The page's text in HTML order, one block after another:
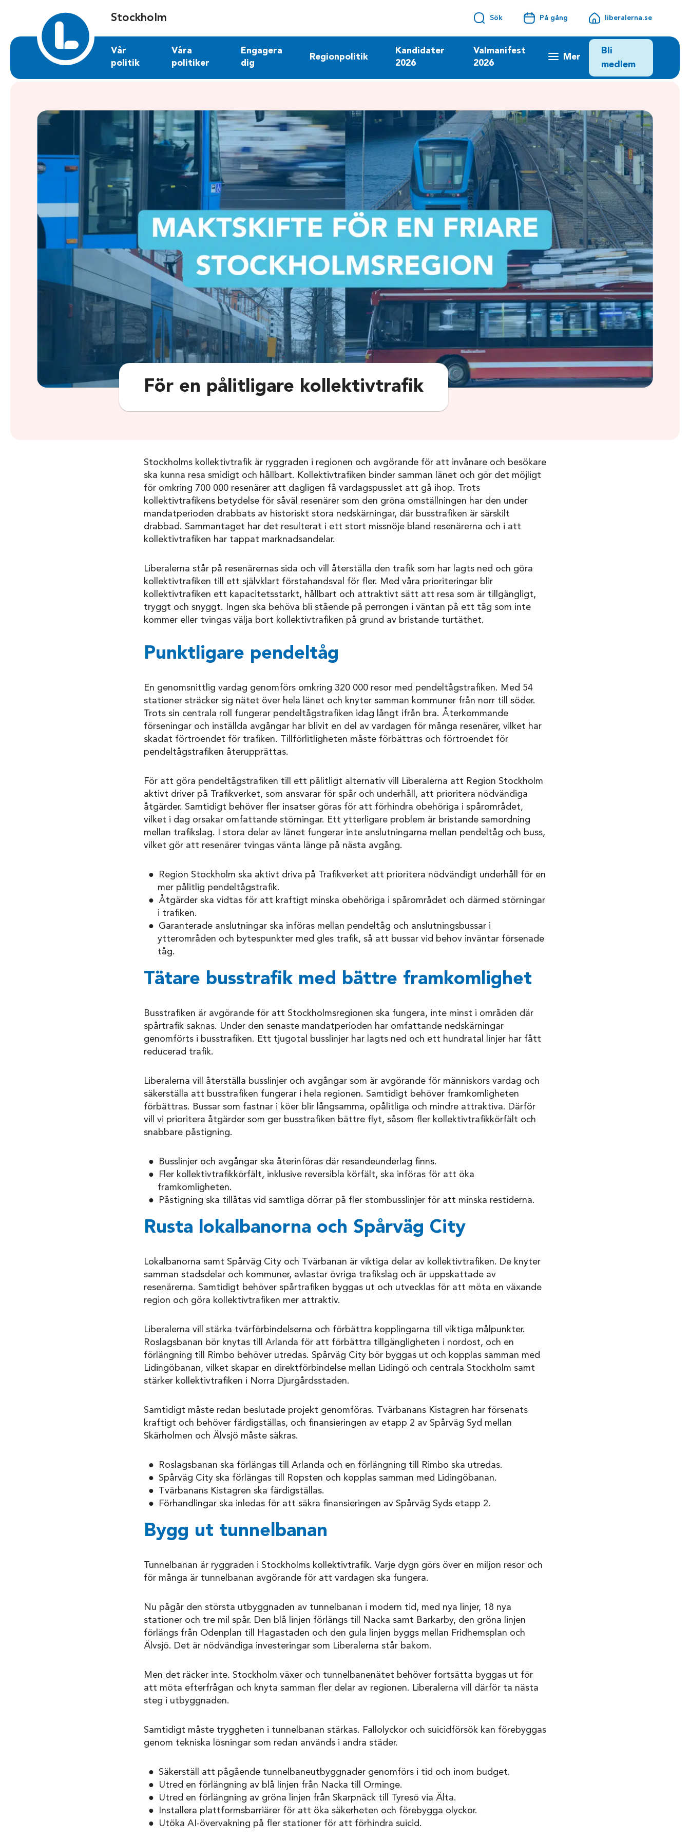
Stockholm Sök På gång liberalerna.se
Vår
politik
Våra
politiker
Engagera
dig
Regionpolitik
Kandidater
2026
Valmanifest
2026
Mer
Bli
medlem
För en pålitligare kollektivtrafik
Stockholms kollektivtrafik är ryggraden i regionen och avgörande för att invånare och besökare
ska kunna resa smidigt och hållbart. Kollektivtrafiken binder samman länet och gör det möjligt
för omkring 700 000 resenärer att dagligen få vardagspusslet att gå ihop. Trots
kollektivtrafikens betydelse för såväl resenärer som den gröna omställningen har den under
mandatperioden drabbats av historiskt stora nedskärningar, där busstrafiken är särskilt
drabbad. Sammantaget har det resulterat i ett stort missnöje bland resenärerna och i att
kollektivtrafiken har tappat marknadsandelar.
Liberalerna står på resenärernas sida och vill återställa den trafik som har lagts ned och göra
kollektivtrafiken till ett självklart förstahandsval för fler. Med våra prioriteringar blir
kollektivtrafiken ett kapacitetsstarkt, hållbart och attraktivt sätt att resa som är tillgängligt,
tryggt och snyggt. Ingen ska behöva bli stående på perrongen i väntan på ett tåg som inte
kommer eller tvingas välja bort kollektivtrafiken på grund av bristande turtäthet.
Punktligare pendeltåg
En genomsnittlig vardag genomförs omkring 320 000 resor med pendeltågstrafiken. Med 54
stationer sträcker sig nätet över hela länet och knyter samman kommuner från norr till söder.
Trots sin centrala roll fungerar pendeltågstrafiken idag långt ifrån bra. Återkommande
förseningar och inställda avgångar har blivit en del av vardagen för många resenärer, vilket har
skadat förtroendet för trafiken. Tillförlitligheten måste förbättras och förtroendet för
pendeltågstrafiken återupprättas.
För att göra pendeltågstrafiken till ett pålitligt alternativ vill Liberalerna att Region Stockholm
aktivt driver på Trafikverket, som ansvarar för spår och underhåll, att prioritera nödvändiga
åtgärder. Samtidigt behöver fler insatser göras för att förhindra obehöriga i spårområdet,
vilket i dag orsakar omfattande störningar. Ett ytterligare problem är bristande samordning
mellan trafikslag. I stora delar av länet fungerar inte anslutningarna mellan pendeltåg och buss,
vilket gör att resenärer tvingas vänta länge på nästa avgång.
Region Stockholm ska aktivt driva på Trafikverket att prioritera nödvändigt underhåll för en
mer pålitlig pendeltågstrafik.
Åtgärder ska vidtas för att kraftigt minska obehöriga i spårområdet och därmed störningar
i trafiken.
Garanterade anslutningar ska införas mellan pendeltåg och anslutningsbussar i
ytterområden och bytespunkter med gles trafik, så att bussar vid behov inväntar försenade
tåg.
Tätare busstrafik med bättre framkomlighet
Busstrafiken är avgörande för att Stockholmsregionen ska fungera, inte minst i områden där
spårtrafik saknas. Under den senaste mandatperioden har omfattande nedskärningar
genomförts i busstrafiken. Ett tjugotal busslinjer har lagts ned och ett hundratal linjer har fått
reducerad trafik.
Liberalerna vill återställa busslinjer och avgångar som är avgörande för människors vardag och
säkerställa att busstrafiken fungerar i hela regionen. Samtidigt behöver framkomligheten
förbättras. Bussar som fastnar i köer blir långsamma, opålitliga och mindre attraktiva. Därför
vill vi prioritera åtgärder som ger busstrafiken bättre flyt, såsom fler kollektivtrafikkörfält och
snabbare påstigning.
Busslinjer och avgångar ska återinföras där resandeunderlag finns.
Fler kollektivtrafikkörfält, inklusive reversibla körfält, ska införas för att öka
framkomligheten.
Påstigning ska tillåtas vid samtliga dörrar på fler stombusslinjer för att minska restiderna.
Rusta lokalbanorna och Spårväg City
Lokalbanorna samt Spårväg City och Tvärbanan är viktiga delar av kollektivtrafiken. De knyter
samman stadsdelar och kommuner, avlastar övriga trafikslag och är uppskattade av
resenärerna. Samtidigt behöver spårtrafiken byggas ut och utvecklas för att möta en växande
region och göra kollektivtrafiken mer attraktiv.
Liberalerna vill stärka tvärförbindelserna och förbättra kopplingarna till viktiga målpunkter.
Roslagsbanan bör knytas till Arlanda för att förbättra tillgängligheten i nordost, och en
förlängning till Rimbo behöver utredas. Spårväg City bör byggas ut och kopplas samman med
Lidingöbanan, vilket skapar en direktförbindelse mellan Lidingö och centrala Stockholm samt
stärker kollektivtrafiken i Norra Djurgårdsstaden.
Samtidigt måste redan beslutade projekt genomföras. Tvärbanans Kistagren har försenats
kraftigt och behöver färdigställas, och finansieringen av etapp 2 av Spårväg Syd mellan
Skärholmen och Älvsjö måste säkras.
Roslagsbanan ska förlängas till Arlanda och en förlängning till Rimbo ska utredas.
Spårväg City ska förlängas till Ropsten och kopplas samman med Lidingöbanan.
Tvärbanans Kistagren ska färdigställas.
Förhandlingar ska inledas för att säkra finansieringen av Spårväg Syds etapp 2.
Bygg ut tunnelbanan
Tunnelbanan är ryggraden i Stockholms kollektivtrafik. Varje dygn görs över en miljon resor och
för många är tunnelbanan avgörande för att vardagen ska fungera.
Nu pågår den största utbyggnaden av tunnelbanan i modern tid, med nya linjer, 18 nya
stationer och tre mil spår. Den blå linjen förlängs till Nacka samt Barkarby, den gröna linjen
förlängs från Odenplan till Hagastaden och den gula linjen byggs mellan Fridhemsplan och
Älvsjö. Det är nödvändiga investeringar som Liberalerna står bakom.
Men det räcker inte. Stockholm växer och tunnelbanenätet behöver fortsätta byggas ut för
att möta efterfrågan och knyta samman fler delar av regionen. Liberalerna vill därför ta nästa
steg i utbyggnaden.
Samtidigt måste tryggheten i tunnelbanan stärkas. Fallolyckor och suicidförsök kan förebyggas
genom tekniska lösningar som redan används i andra städer.
Säkerställ att pågående tunnelbaneutbyggnader genomförs i tid och inom budget.
Utred en förlängning av blå linjen från Nacka till Orminge.
Utred en förlängning av gröna linjen från Skarpnäck till Tyresö via Älta.
Installera plattformsbarriärer för att öka säkerheten och förebygga olyckor.
Utöka AI-övervakning på fler stationer för att förhindra suicid.